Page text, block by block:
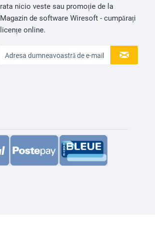
rata nicio veste sau promoție de la
Magazin de software Wiresoft - cumpărați
licențe online.